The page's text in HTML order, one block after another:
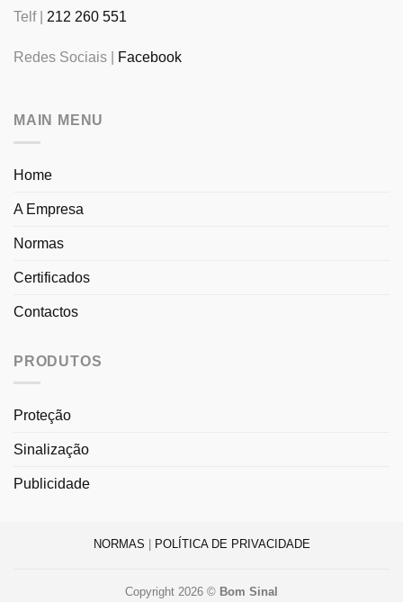
Telf | 212 260 551
Redes Sociais | Facebook
MAIN MENU
Home
A Empresa
Normas
Certificados
Contactos
PRODUTOS
Proteção
Sinalização
Publicidade
NORMAS POLÍTICA DE PRIVACIDADE
Copyright 2026 © Bom Sinal